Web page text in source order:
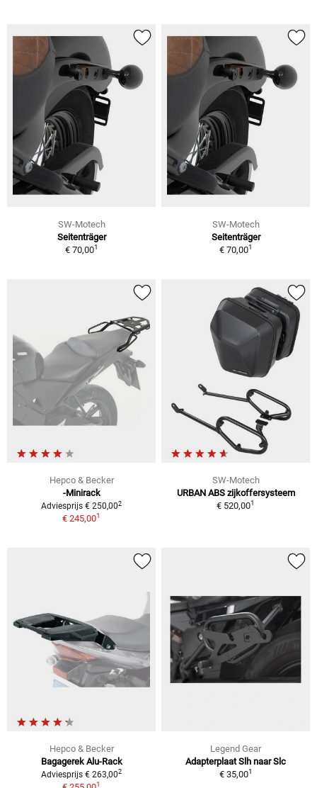
SW-Motech
Seitenträger
€ 70,001
SW-Motech
Seitenträger
€ 70,001
Hepco & Becker
-Minirack
Adviesprijs € 250,002
€ 245,001
SW-Motech
URBAN ABS zijkoffersysteem
€ 520,001
Hepco & Becker
Bagagerek Alu-Rack
Adviesprijs € 263,002
1
Legend Gear
Adapterplaat Slh naar Slc
€ 35,001